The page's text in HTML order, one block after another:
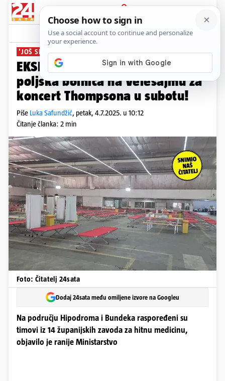
PRIJAVA
News Komentari
'JOŠ SE DOVRŠAVA'
EKSKLUZIVNO Evo kako izgleda
poljska bolnica na Velesajmu za
koncert Thompsona u subotu!
Piše Luka Safundžić, petak, 4.7.2025. u 10:12
Čitanje članka: 2 min
Foto: Čitatelj 24sata
Dodaj 24sata među omiljene izvore na Googleu
Na području Hipodroma i Bundeka raspoređeni su
timovi iz 14 županijskih zavoda za hitnu medicinu,
objavilo je ranije Ministarstvo